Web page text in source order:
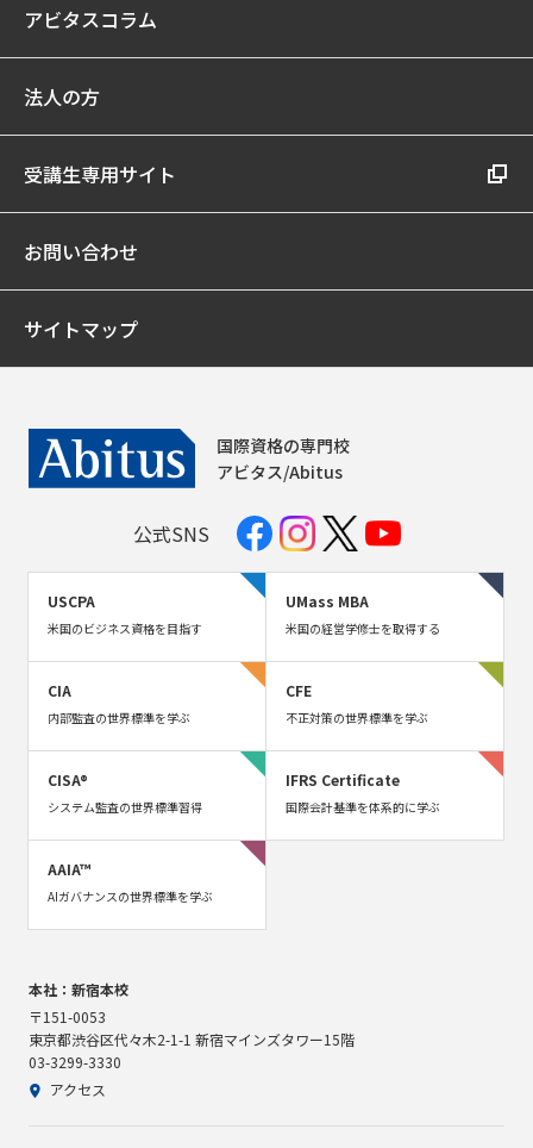
アビタスコラム
法人の方
受講生専用サイト
お問い合わせ
サイトマップ
国際資格の専門校
アビタス/Abitus
公式SNS
USCPA
米国のビジネス資格を目指す
UMass MBA
米国の経営学修士を取得する
CIA
内部監査の世界標準を学ぶ
CFE
不正対策の世界標準を学ぶ
CISA®
システム監査の世界標準習得
IFRS Certificate
国際会計基準を体系的に学ぶ
AAIA™
AIガバナンスの世界標準を学ぶ
本社：新宿本校
〒151-0053
東京都渋谷区代々木2-1-1 新宿マインズタワー15階
03-3299-3330
アクセス